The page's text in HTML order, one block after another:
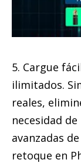
5. Cargue
ilimitados.
reales,
necesidad
avanzadas
retoque en